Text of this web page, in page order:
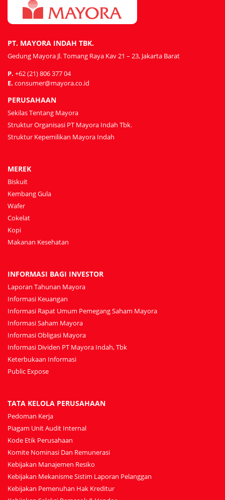
PT. MAYORA INDAH TBK.
Gedung Mayora Jl. Tomang Raya Kav 21 – 23, Jakarta Barat
P. +62 (21) 806 377 04
E. consumer@mayora.co.id
PERUSAHAAN
Sekilas Tentang Mayora
Struktur Organisasi PT Mayora Indah Tbk.
Struktur Kepemilikan Mayora Indah
MEREK
Biskuit
Kembang Gula
Wafer
Cokelat
Kopi
Makanan Kesehatan
INFORMASI BAGI INVESTOR
Laporan Tahunan Mayora
Informasi Keuangan
Informasi Rapat Umum Pemegang Saham Mayora
Informasi Saham Mayora
Informasi Obligasi Mayora
Informasi Dividen PT Mayora Indah, Tbk
Keterbukaan Informasi
Public Expose
TATA KELOLA PERUSAHAAN
Pedoman Kerja
Piagam Unit Audit Internal
Kode Etik Perusahaan
Komite Nominasi Dan Remunerasi
Kebijakan Manajemen Resiko
Kebijakan Mekanisme Sistim Laporan Pelanggan
Kebijakan Pemenuhan Hak Kreditur